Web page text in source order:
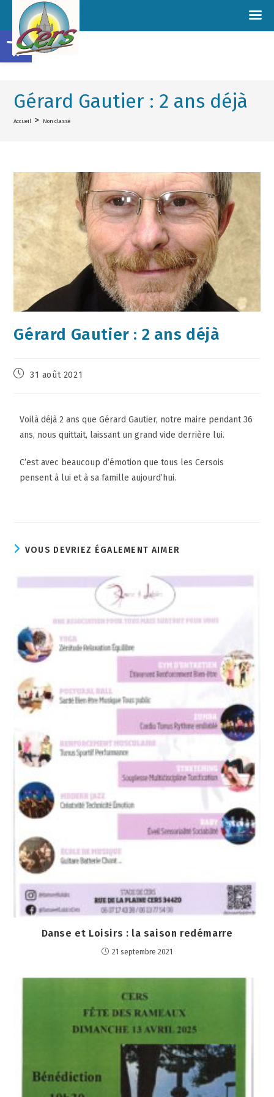
Gérard Gautier : 2 ans déjà
Accueil > Non classé
Gérard Gautier : 2 ans déjà
31 août 2021
Voilà déjà 2 ans que Gérard Gautier, notre maire pendant 36
ans, nous quittait, laissant un grand vide derrière lui.
C’est avec beaucoup d’émotion que tous les Cersois
pensent à lui et à sa famille aujourd’hui.
VOUS DEVRIEZ ÉGALEMENT AIMER
Danse et Loisirs : la saison redémarre
21 septembre 2021
Ouvrir la barre d’outils